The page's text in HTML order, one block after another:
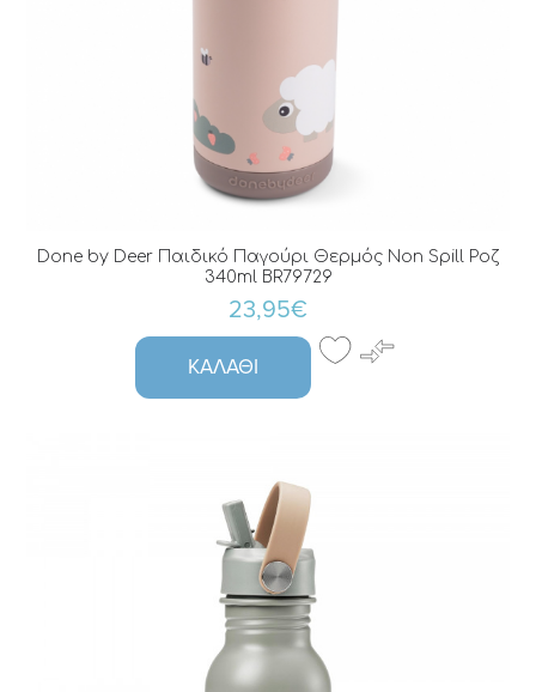
Done by Deer Παιδικό Παγούρι Θερμός Non Spill Ροζ
340ml BR79729
23,95€
ΚΑΛΆΘΙ